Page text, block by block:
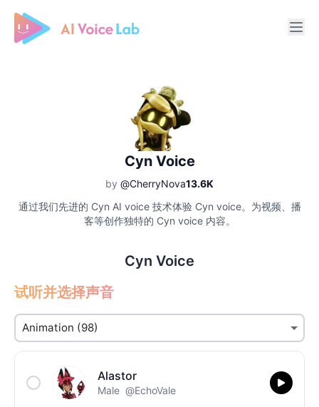
Free AI Cover & AI Voice Over
Cyn Voice
by @CherryNova13.6K
通过我们先进的 Cyn AI voice 技术体验 Cyn voice。为视频、播
客等创作独特的 Cyn voice 内容。
Cyn Voice
试听并选择声音
Alastor
Male @EchoVale